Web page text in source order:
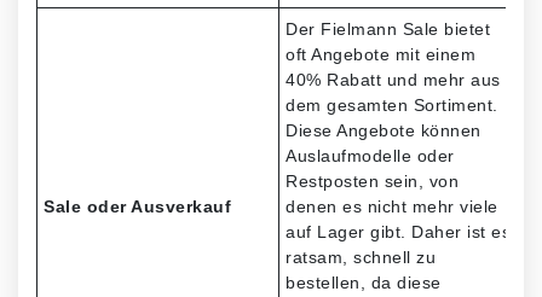
Sale oder Ausverkauf
Der Fielmann Sale bietet
oft Angebote mit einem
40% Rabatt und mehr aus
dem gesamten Sortiment.
Diese Angebote können
Auslaufmodelle oder
Restposten sein, von
denen es nicht mehr viele
auf Lager gibt. Daher ist es
ratsam, schnell zu
bestellen, da diese